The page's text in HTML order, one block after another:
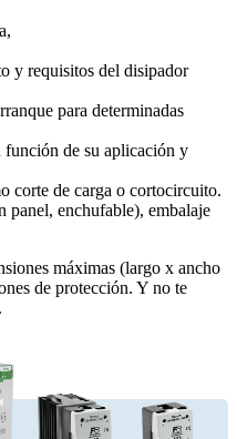
y requisitos del disipador
para determinadas
función de su aplicación y
corte de carga o cortocircuito.
panel, enchufable), embalaje
máximas (largo x ancho
de protección. Y no te